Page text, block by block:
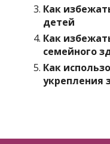
Как
детей
Как
семейного
Как
укрепления